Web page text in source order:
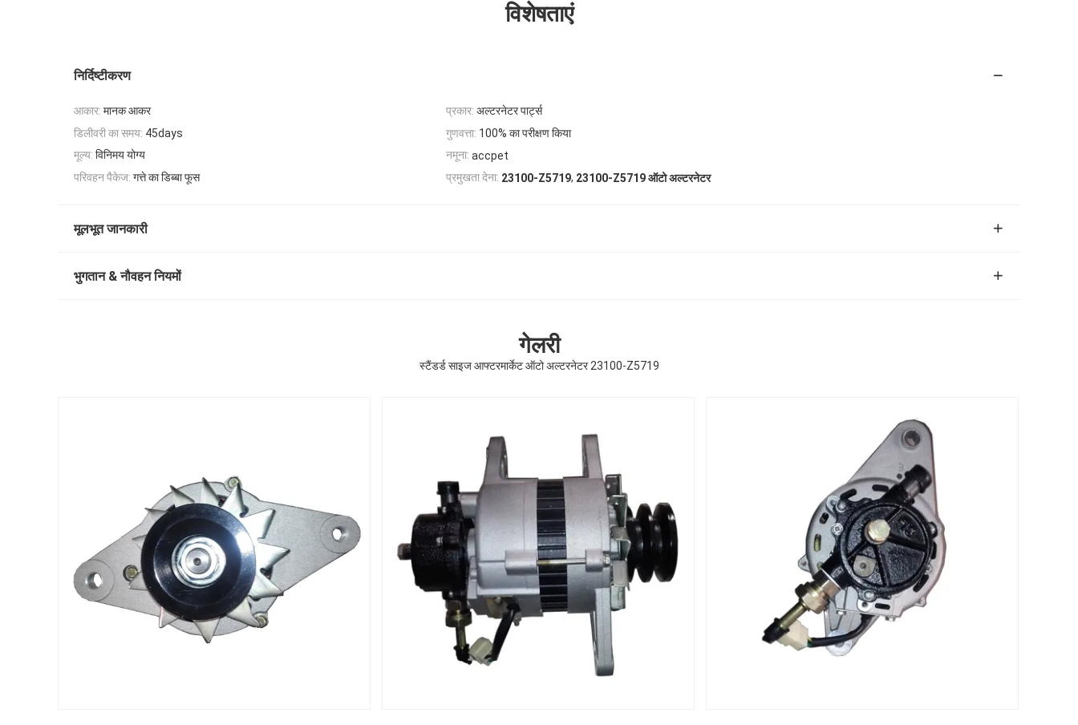
विशेषताएं
निर्दिष्टीकरण
आकार: मानक आकर प्रकार: अल्टरनेटर पार्ट्स
डिलीवरी का समय: 45days गुणवत्ता: 100% का परीक्षण किया
मूल्य: विनिमय योग्य नमूना: accpet
परिवहन पैकेज: गत्ते का डिब्बा फूस प्रमुखता देना: 23100-Z5719, 23100-Z5719 ऑटो अल्टरनेटर
मूलभूत जानकारी
भुगतान & नौवहन नियमों
गेलरी
स्टैंडर्ड साइज आफ्टरमार्केट ऑटो अल्टरनेटर 23100-Z5719